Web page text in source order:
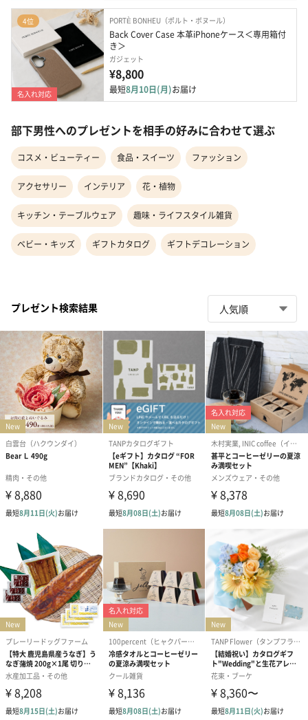
4位
名入れ対応
PORTÈ BONHEU（ポルト・ボヌール）
Back Cover Case 本革iPhoneケース＜専用箱付
き＞
ガジェット
¥8,800
最短8月10日(月)お届け
部下男性へのプレゼントを相手の好みに合わせて選ぶ
コスメ・ビューティー 食品・スイーツ ファッション
アクセサリー インテリア 花・植物
キッチン・テーブルウェア 趣味・ライフスタイル雑貨
ベビー・キッズ ギフトカタログ ギフトデコレーション
プレゼント検索結果